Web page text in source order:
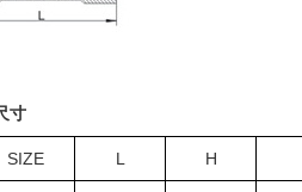
寸
SIZE L H